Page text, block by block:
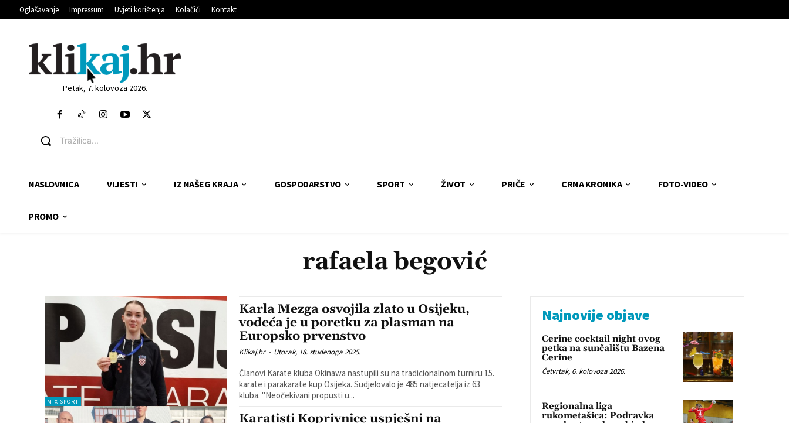
Oglašavanje Impressum Uvjeti korištenja Kolačići Kontakt
Petak, 7. kolovoza 2026.
Tražilica...
NASLOVNICA VIJESTI IZ NAŠEG KRAJA GOSPODARSTVO SPORT ŽIVOT PRIČE CRNA KRONIKA FOTO-VIDEO
PROMO
rafaela begović
MIX SPORT
Karla Mezga osvojila zlato u Osijeku,
vodeća je u poretku za plasman na
Europsko prvenstvo
Klikaj.hr - Utorak, 18. studenoga 2025.
Članovi Karate kluba Okinawa nastupili su na tradicionalnom turniru 15.
karate i parakarate kup Osijeka. Sudjelovalo je 485 natjecatelja iz 63
kluba. ''Neočekivani propusti u...
Karatisti Koprivnice uspješni na
Najnovije objave
Cerine cocktail night ovog
petka na sunčalištu Bazena
Cerine
Četvrtak, 6. kolovoza 2026.
Regionalna liga
rukometašica: Podravka